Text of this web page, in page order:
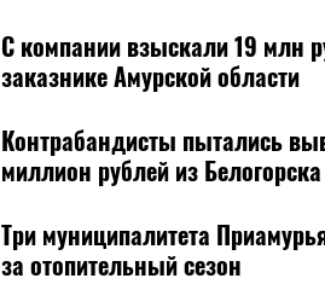
С компании взыскали 19 млн
заказнике Амурской области
Контрабандисты пытались
миллион рублей из Белогорска
Три муниципалитета
за отопительный сезон